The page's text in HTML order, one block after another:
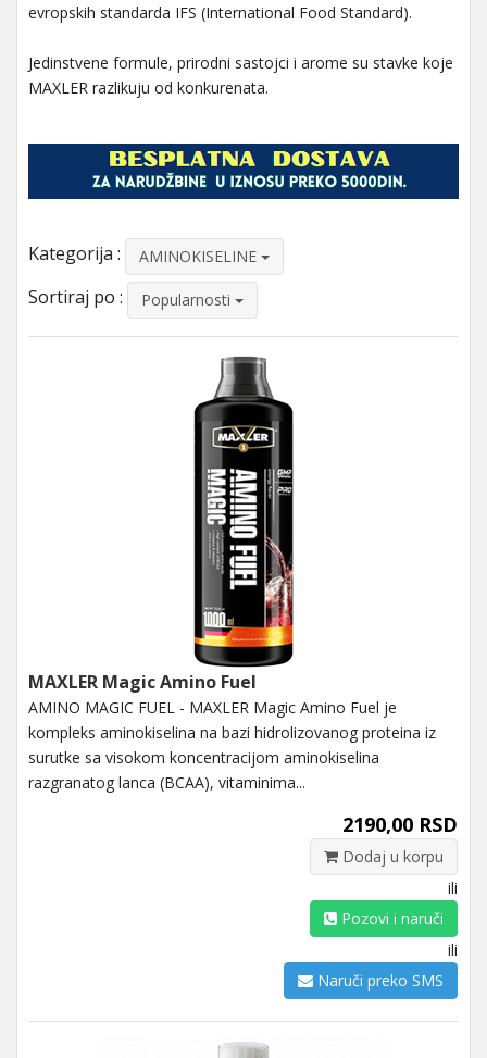
evropskih standarda IFS (International Food Standard).
Jedinstvene formule, prirodni sastojci i arome su stavke koje
MAXLER razlikuju od konkurenata.
Kategorija : AMINOKISELINE
Sortiraj po : Popularnosti
MAXLER Magic Amino Fuel
AMINO MAGIC FUEL - MAXLER Magic Amino Fuel je
kompleks aminokiselina na bazi hidrolizovanog proteina iz
surutke sa visokom koncentracijom aminokiselina
razgranatog lanca (BCAA), vitaminima...
2190,00 RSD
Dodaj u korpu
ili
Pozovi i naruči
ili
Naruči preko SMS